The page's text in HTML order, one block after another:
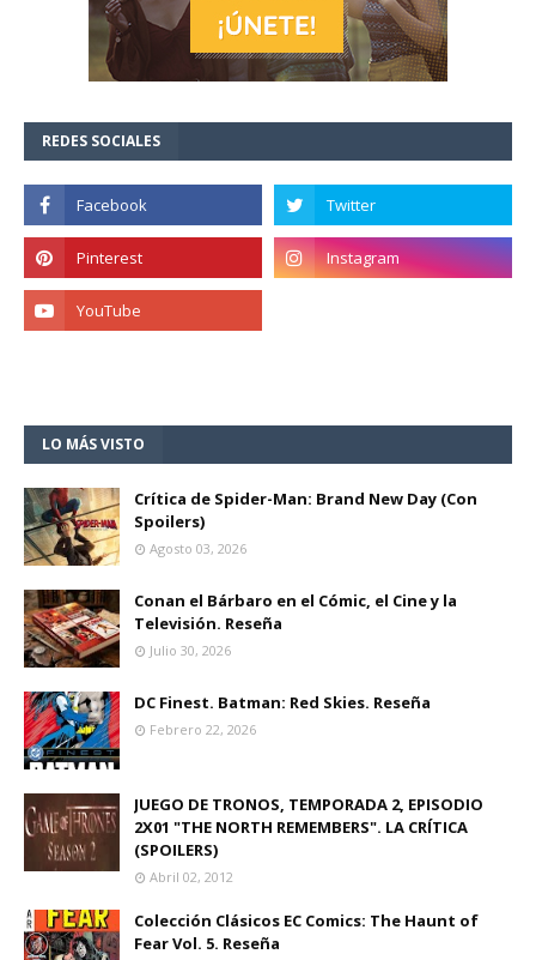
REDES SOCIALES
LO MÁS VISTO
Crítica de Spider-Man: Brand New Day (Con
Spoilers)
Agosto 03, 2026
Conan el Bárbaro en el Cómic, el Cine y la
Televisión. Reseña
Julio 30, 2026
DC Finest. Batman: Red Skies. Reseña
Febrero 22, 2026
JUEGO DE TRONOS, TEMPORADA 2, EPISODIO
2X01 "THE NORTH REMEMBERS". LA CRÍTICA
(SPOILERS)
Abril 02, 2012
Colección Clásicos EC Comics: The Haunt of
Fear Vol. 5. Reseña